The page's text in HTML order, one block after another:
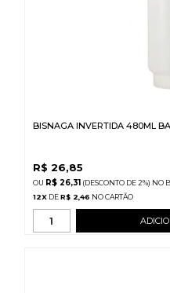
BISNAGA INVERTIDA 480ML
R$ 26,85
R$ 26,31 (DESCONTO DE 2%) NO
12X DE R$ 2,46